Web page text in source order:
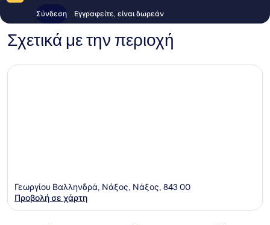
Σύνδεση Εγγραφείτε, είναι δωρεάν
Σχετικά με την περιοχή
Γεωργίου Βαλληνδρά, Νάξος, Νάξος, 843 00
Προβολή σε χάρτη